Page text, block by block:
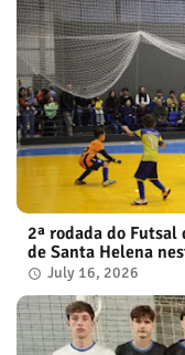
2ª rodada do
de Santa Helena
July 16, 2026